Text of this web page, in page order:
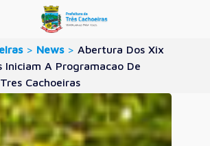
> News > Abertura Dos Xix
Iniciam A Programacao De
Cachoeiras